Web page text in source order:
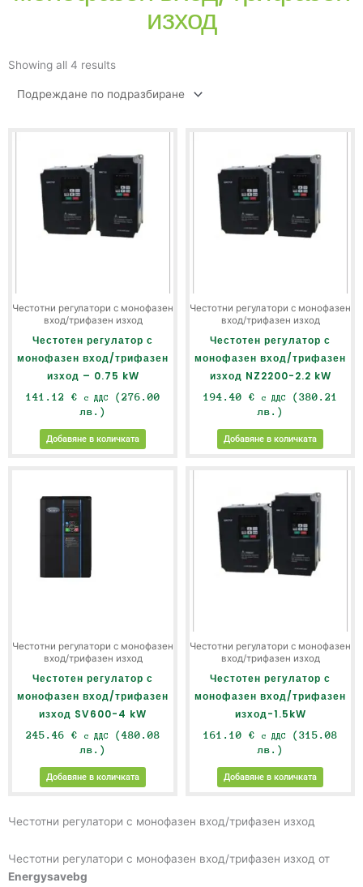
изход
Showing all 4 results
Честотни регулатори с монофазен
вход/трифазен изход
Честотен регулатор с
монофазен вход/трифазен
изход – 0.75 kW
141.12 € с ДДС
(276.00
лв.)
Добавяне в количката
Честотни регулатори с монофазен
вход/трифазен изход
Честотен регулатор с
монофазен вход/трифазен
изход NZ2200-2.2 kW
194.40 € с ДДС
(380.21
лв.)
Добавяне в количката
Честотни регулатори с монофазен
вход/трифазен изход
Честотен регулатор с
монофазен вход/трифазен
изход SV600-4 kW
245.46 € с ДДС
(480.08
лв.)
Добавяне в количката
Честотни регулатори с монофазен
вход/трифазен изход
Честотен регулатор с
монофазен вход/трифазен
изход-1.5kW
161.10 € с ДДС
(315.08
лв.)
Добавяне в количката
Честотни регулатори с монофазен вход/трифазен изход
Честотни регулатори с монофазен вход/трифазен изход от
Energysavebg